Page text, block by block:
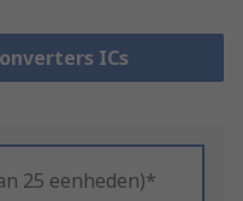
ICs
25 eenheden)*